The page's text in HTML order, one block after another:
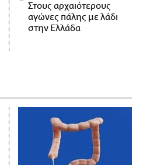
Στους αρχαιότερους
αγώνες πάλης με λάδι
στην Ελλάδα